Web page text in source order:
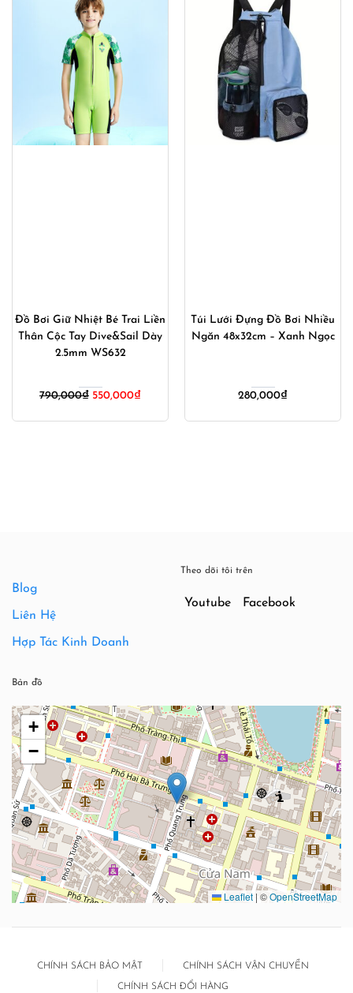
Đồ Bơi Giữ Nhiệt Bé Trai Liền
Thân Cộc Tay Dive&Sail Dày
2.5mm WS632
790,000₫ Giá
550,000₫Giá
Túi Lưới Đựng Đồ Bơi Nhiều
Ngăn 48x32cm – Xanh Ngọc
280,000₫
Blog
Liên Hệ
Hợp Tác Kinh Doanh
Theo dõi tôi trên
Youtube Facebook
Bản đồ
+
−
Leaflet | ©OpenStreetMap
CHÍNH SÁCH BẢO MẬT CHÍNH SÁCH VẬN CHUYỂN
CHÍNH SÁCH ĐỔI HÀNG